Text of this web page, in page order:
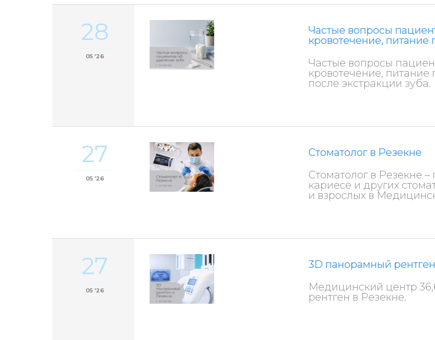
28
05 '26
Частые вопросы
кровотечение,
Частые вопросы
кровотечение,
после экстракции зуба.
27
05 '26
Стоматолог в Резекне
Стоматолог в Резекне
кариесе и других
и взрослых в
27
05 '26
3D панорамный
Медицинский центр
рентген в Резекне.